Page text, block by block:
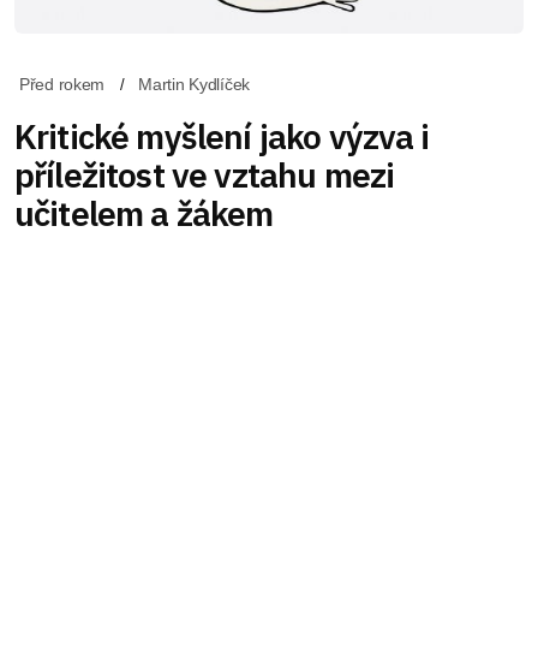
Před rokem Martin Kydlíček
Kritické myšlení jako výzva i
příležitost ve vztahu mezi
učitelem a žákem